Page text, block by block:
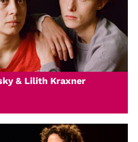
& Lilith Kraxner